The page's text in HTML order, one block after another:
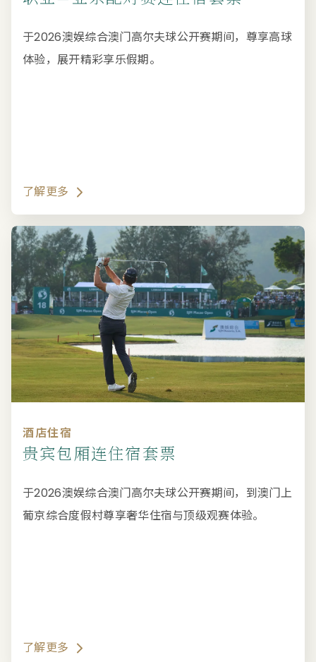
于2026澳娱综合澳门高尔夫球公开赛期间，尊享高球
体验，展开精彩享乐假期。
了解更多
酒店住宿
贵宾包厢连住宿套票
于2026澳娱综合澳门高尔夫球公开赛期间，到澳门上
葡京综合度假村尊享奢华住宿与顶级观赛体验。
了解更多